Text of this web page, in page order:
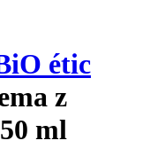
étic
z
ml